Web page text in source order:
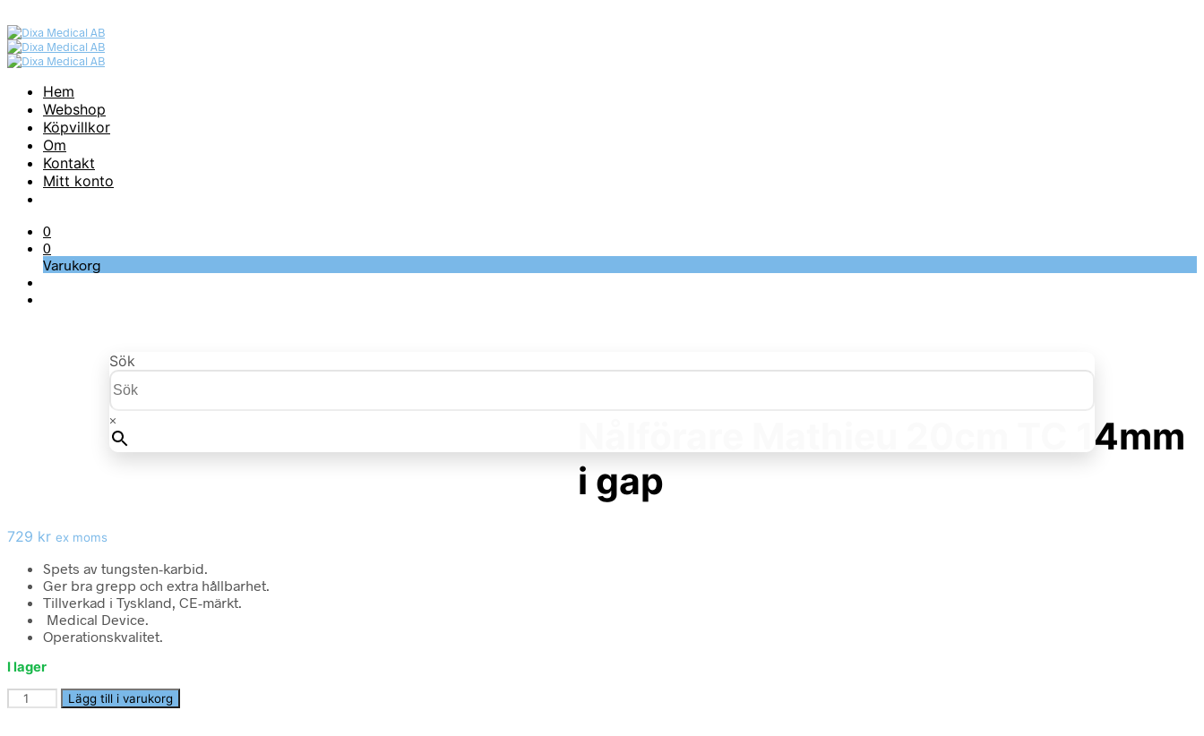
Hem
Webshop
Köpvillkor
Om
Kontakt
Mitt konto
0
0
Varukorg
Sök
×
Nålförare Mathieu 20cm TC 14mm
i gap
729 kr ex moms
Spets av tungsten-karbid.
Ger bra grepp och extra hållbarhet.
Tillverkad i Tyskland, CE-märkt.
Medical Device.
Operationskvalitet.
I lager
NålförareLägg till i varukorg